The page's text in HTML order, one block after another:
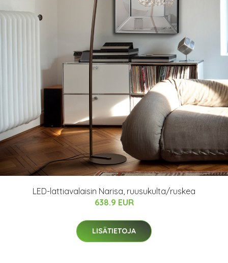
LED-lattiavalaisin Narisa, ruusukulta/ruskea
638.9 EUR
LISÄTIETOJA